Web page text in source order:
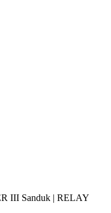
III Sanduk | RELAY